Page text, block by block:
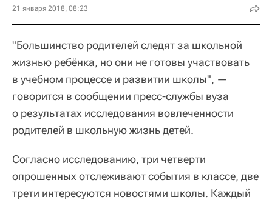
21 января 2018, 08:23
"Большинство родителей следят за школьной
жизнью ребёнка, но они не готовы участвовать
в учебном процессе и развитии школы", —
говорится в сообщении пресс-службы вуза
о результатах исследования вовлеченности
родителей в школьную жизнь детей.
Согласно исследованию, три четверти
опрошенных отслеживают события в классе, две
трети интересуются новостями школы. Каждый